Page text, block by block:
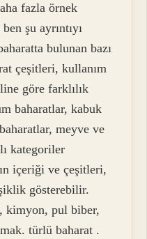
fazla örnek
şu ayrıntıyı
bulunan bazı
çeşitleri, kullanım
göre farklılık
baharatlar, kabuk
meyve ve
kategoriler
içeriği ve çeşitleri,
gösterebilir.
kimyon, pul biber,
türlü baharat .